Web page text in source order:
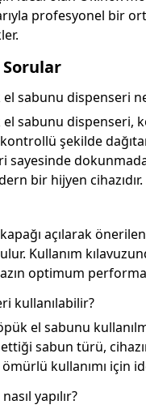
profesyonel bir
Sorular
el sabunu dispenseri
el sabunu dispenseri,
şekilde
sayesinde
bir hijyen cihazıdır.
açılarak
Kullanım
optimum
kullanılabilir?
el sabunu
sabun türü,
ömürlü kullanımı için
yapılır?